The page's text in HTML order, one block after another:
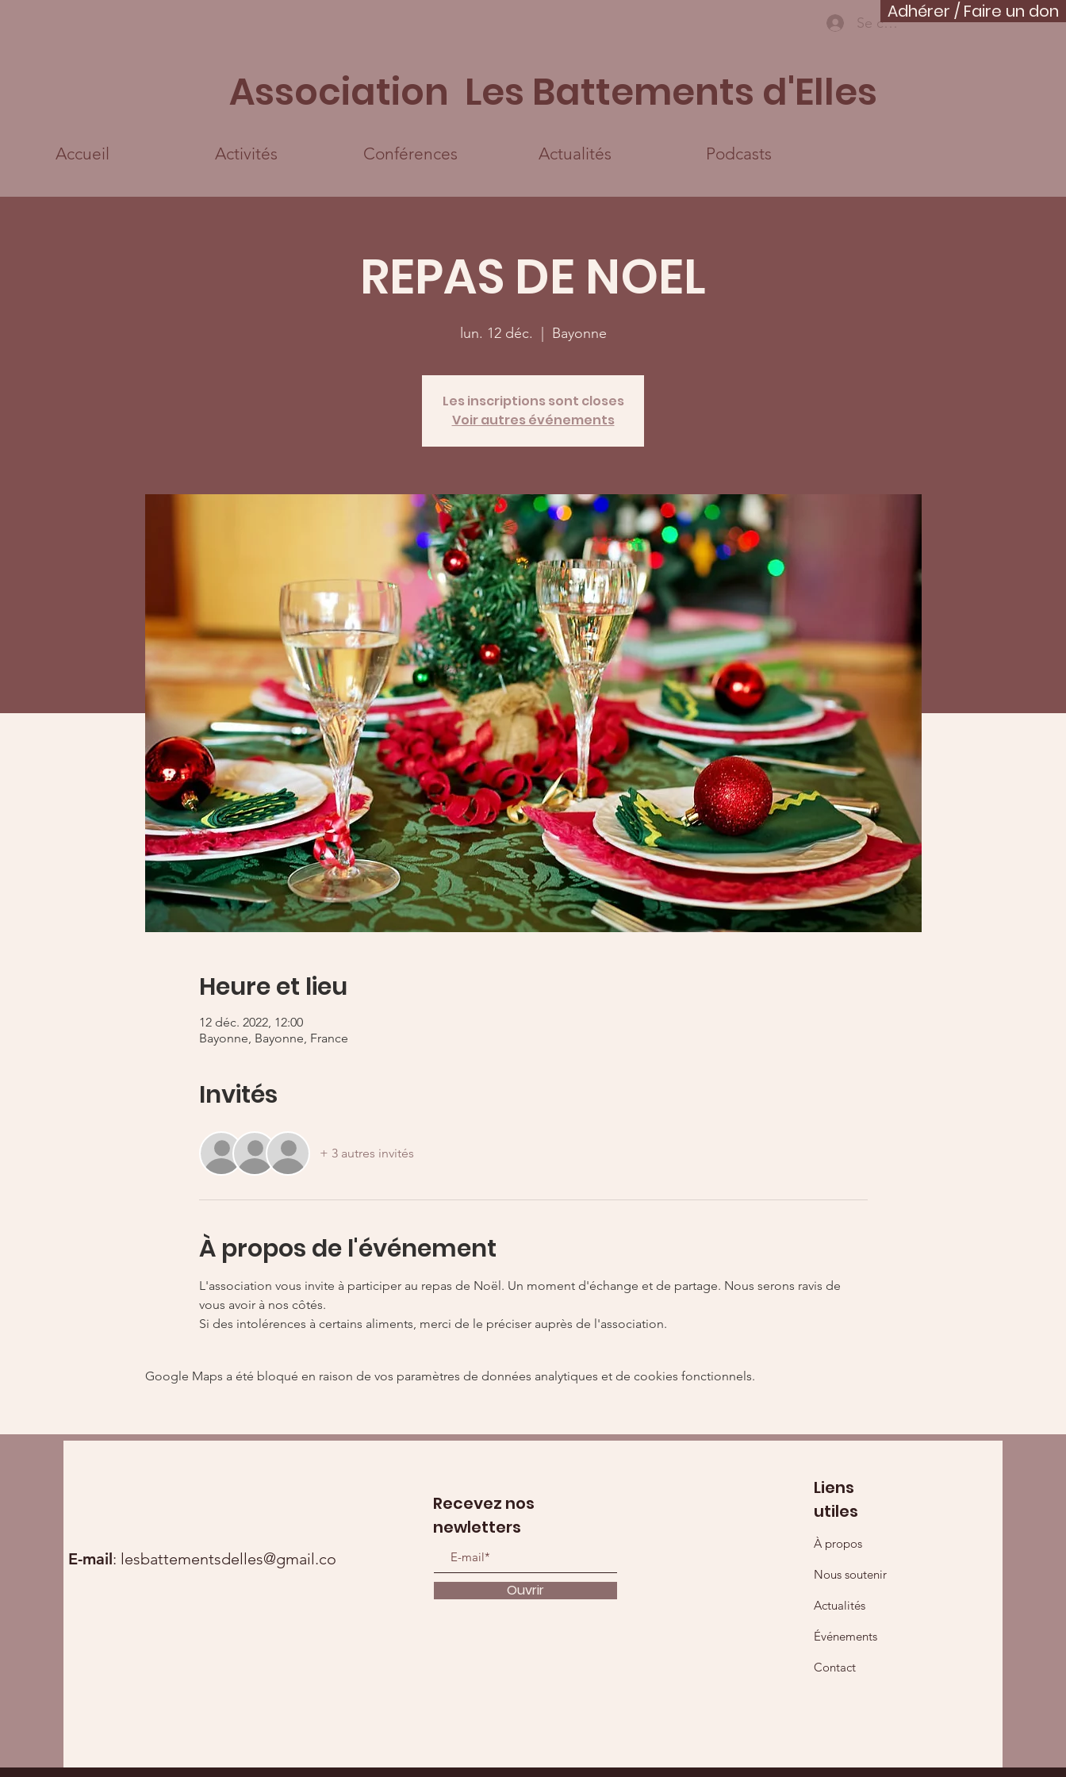
Adhérer / Faire un don
Se connecter
Association Les Battements d'Elles
Accueil Activités Conférences Actualités Podcasts
REPAS DE NOEL
lun. 12 déc. Bayonne
Les inscriptions sont closes
Voir autres événements
Heure et lieu
12 déc. 2022, 12:00
Bayonne, Bayonne, France
Invités
+ 3 autres invités
À propos de l'événement
L'association vous invite à participer au repas de Noël. Un moment d'échange et de partage. Nous serons ravis de
vous avoir à nos côtés.
Si des intolérences à certains aliments, merci de le préciser auprès de l'association.
Google Maps a été bloqué en raison de vos paramètres de données analytiques et de cookies fonctionnels.
E-mail: lesbattementsdelles@gmail.com
Liens
utiles
À propos
Nous soutenir
Actualités
Événements
Contact
Recevez nos
newletters
Ouvrir